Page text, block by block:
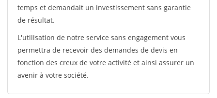
temps et demandait un investissement sans garantie
de résultat.
L'utilisation de notre service sans engagement vous
permettra de recevoir des demandes de devis en
fonction des creux de votre activité et ainsi assurer un
avenir à votre société.